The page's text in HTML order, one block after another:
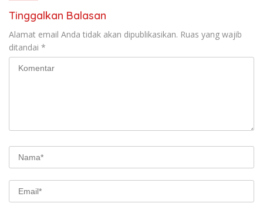
Tinggalkan Balasan
Alamat email Anda tidak akan dipublikasikan. Ruas yang wajib
ditandai *